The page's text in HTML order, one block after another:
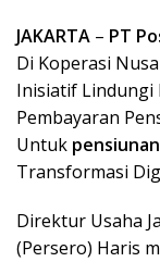
JAKARTA – PT
Di Koperasi
Inisiatif Lindungi
Pembayaran
Untuk pensiunan
Transformasi
Direktur Usaha
(Persero) Haris